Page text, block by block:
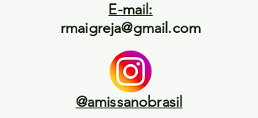
E-mail:
rmaigreja@gmail.com
@amissanobrasil